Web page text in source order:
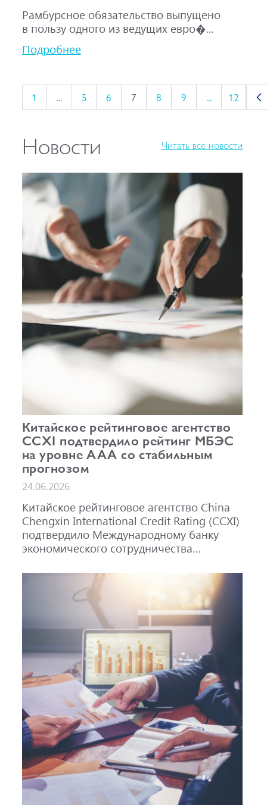
Рамбурсное обязательство выпущено
в пользу одного из ведущих евро�...
Подробнее
1 ... 5 6 7 8 9 ... 12
Новости Читать все новости
Китайское рейтинговое агентство
CCXI подтвердило рейтинг МБЭС
на уровне AAA со стабильным
прогнозом
24.06.2026
Китайское рейтинговое агентство China
Chengxin International Credit Rating (CCXI)
подтвердило Международному банку
экономического сотрудничества
прогнозом.